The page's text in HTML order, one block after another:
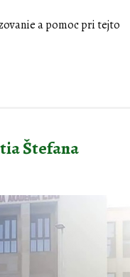
a pomoc pri tejto
Štefana